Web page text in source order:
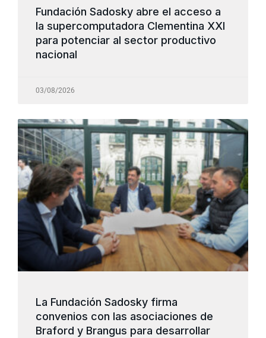
Fundación Sadosky abre el acceso a
la supercomputadora Clementina XXI
para potenciar al sector productivo
nacional
03/08/2026
La Fundación Sadosky firma
convenios con las asociaciones de
Braford y Brangus para desarrollar